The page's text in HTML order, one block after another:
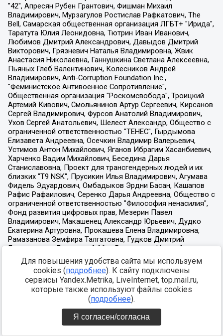
Для повышения удобства сайта мы используем
cookies (подробнее). К сайту подключены
сервисы Yandex.Metrika, LiveInternet, top.mail.ru,
которые также используют файлы cookies
(подробнее).
Я согласен/согласна